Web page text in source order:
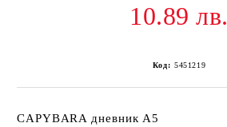
10.89 лв.
Код: 5451219
CAPYBARA дневник А5